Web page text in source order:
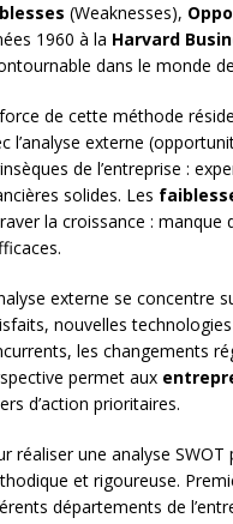
(Weaknesses),
1960 à la Harvard
dans le monde
de cette méthode
l’analyse externe
de l’entreprise :
solides. Les
la croissance : manque
externe se concentre
nouvelles
les changements
permet aux
d’action prioritaires.
réaliser une analyse SWOT
et rigoureuse.
départements de